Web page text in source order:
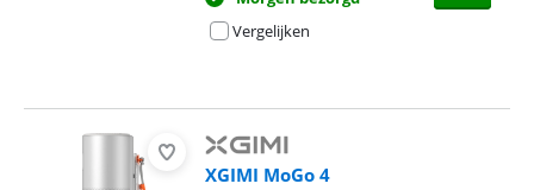
Vergelijken
XGIMI MoGo 4